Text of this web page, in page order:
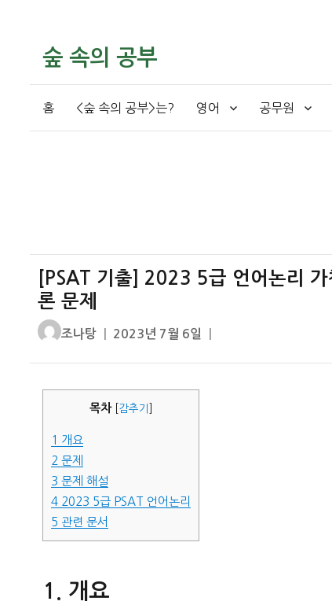
숲 속의 공부
홈 <숲 속의 공부>는? 영어 공무원
[PSAT 기출] 2023 5급 언어논리
론 문제
글
조나탕
작
자
2023년 7월 6일
목차 감추기
1 개요
2 문제
3 문제 해설
4 2023 5급 PSAT 언어논리
5 관련 문서
개요